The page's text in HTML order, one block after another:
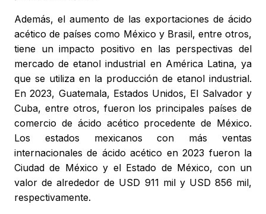
Además, el aumento de las exportaciones de ácido
acético de países como México y Brasil, entre otros,
tiene un impacto positivo en las perspectivas del
mercado de etanol industrial en América Latina, ya
que se utiliza en la producción de etanol industrial.
En 2023, Guatemala, Estados Unidos, El Salvador y
Cuba, entre otros, fueron los principales países de
comercio de ácido acético procedente de México.
Los estados mexicanos con más ventas
internacionales de ácido acético en 2023 fueron la
Ciudad de México y el Estado de México, con un
valor de alrededor de USD 911 mil y USD 856 mil,
respectivamente.